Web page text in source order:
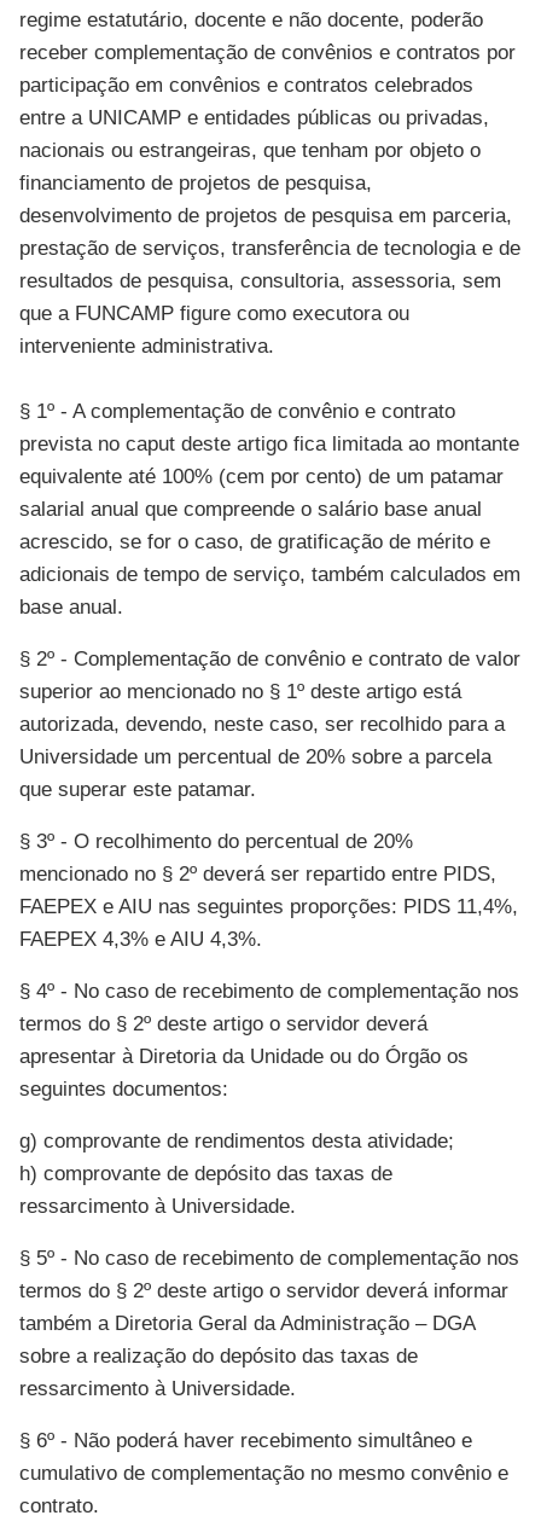
regime estatutário, docente e não docente, poderão
receber complementação de convênios e contratos por
participação em convênios e contratos celebrados
entre a UNICAMP e entidades públicas ou privadas,
nacionais ou estrangeiras, que tenham por objeto o
financiamento de projetos de pesquisa,
desenvolvimento de projetos de pesquisa em parceria,
prestação de serviços, transferência de tecnologia e de
resultados de pesquisa, consultoria, assessoria, sem
que a FUNCAMP figure como executora ou
interveniente administrativa.
§ 1º - A complementação de convênio e contrato
prevista no caput deste artigo fica limitada ao montante
equivalente até 100% (cem por cento) de um patamar
salarial anual que compreende o salário base anual
acrescido, se for o caso, de gratificação de mérito e
adicionais de tempo de serviço, também calculados em
base anual.
§ 2º - Complementação de convênio e contrato de valor
superior ao mencionado no § 1º deste artigo está
autorizada, devendo, neste caso, ser recolhido para a
Universidade um percentual de 20% sobre a parcela
que superar este patamar.
§ 3º - O recolhimento do percentual de 20%
mencionado no § 2º deverá ser repartido entre PIDS,
FAEPEX e AIU nas seguintes proporções: PIDS 11,4%,
FAEPEX 4,3% e AIU 4,3%.
§ 4º - No caso de recebimento de complementação nos
termos do § 2º deste artigo o servidor deverá
apresentar à Diretoria da Unidade ou do Órgão os
seguintes documentos:
g) comprovante de rendimentos desta atividade;
h) comprovante de depósito das taxas de
ressarcimento à Universidade.
§ 5º - No caso de recebimento de complementação nos
termos do § 2º deste artigo o servidor deverá informar
também a Diretoria Geral da Administração – DGA
sobre a realização do depósito das taxas de
ressarcimento à Universidade.
§ 6º - Não poderá haver recebimento simultâneo e
cumulativo de complementação no mesmo convênio e
contrato.